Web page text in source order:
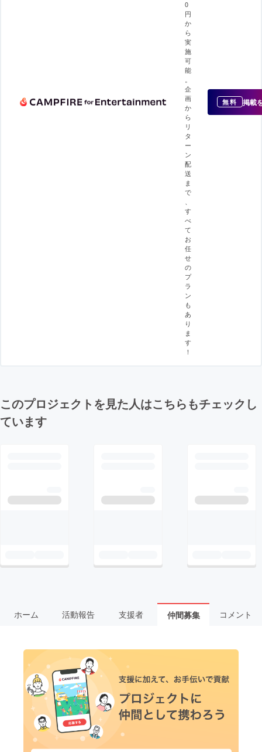
0
円
か
ら
実
施
可
能
企
画
か
ら
リ
タ
ー
ン
配
送
ま
で
す
べ
て
お
任
せ
の
プ
ラ
ン
も
あ
り
ま
す
！
無料 掲載
このプロジェクトを見た人はこちらもチェックし
ています
ホーム 活動報告 支援者 仲間募集 コメント